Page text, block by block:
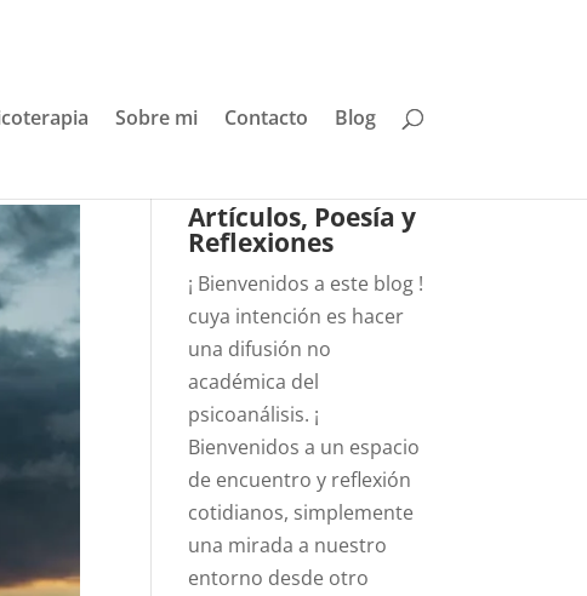
Sobre mi Contacto Blog
Artículos, Poesía y
Reflexiones
¡ Bienvenidos a este blog !
cuya intención es hacer
una difusión no
académica del
psicoanálisis. ¡
Bienvenidos a un espacio
de encuentro y reflexión
cotidianos, simplemente
una mirada a nuestro
entorno desde otro